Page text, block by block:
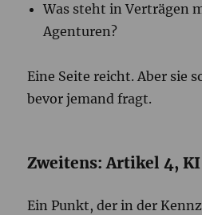
Was steht in Verträgen
Agenturen?
Eine Seite reicht. Aber sie
bevor jemand fragt.
Zweitens: Artikel 4,
Ein Punkt, der in der